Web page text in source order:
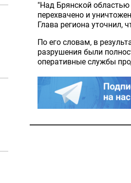
"Над Брянской
перехвачено и
Глава региона уточнил,
По его словам, в
разрушения были
оперативные службы